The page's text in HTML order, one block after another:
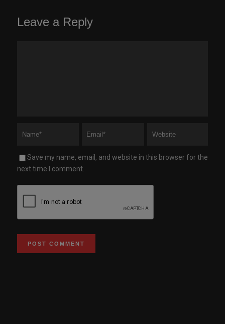
Leave a Reply
Save my name, email, and website in this browser for the
next time I comment.